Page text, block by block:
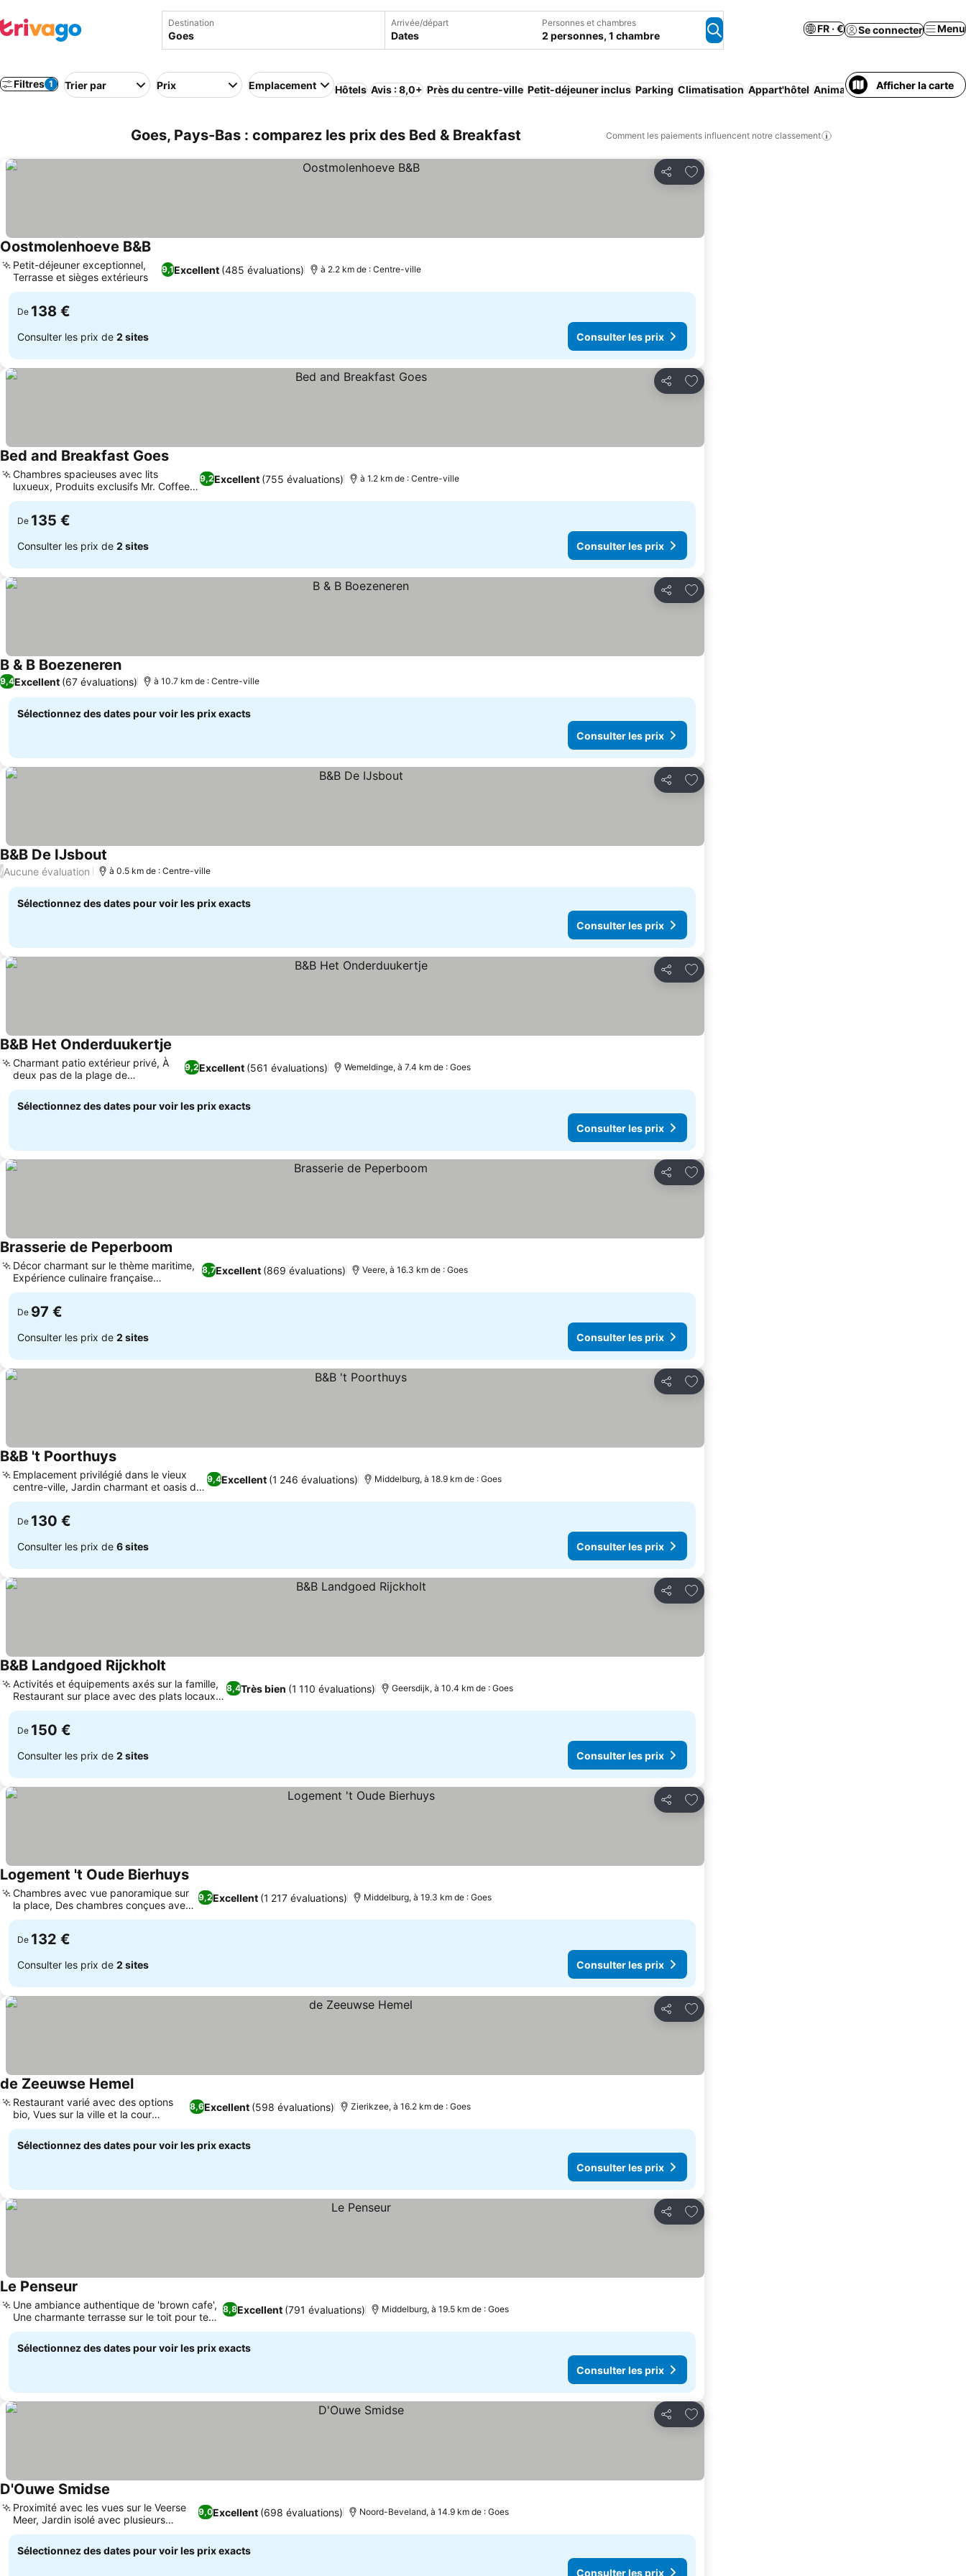
Destination Arrivée/départ
Dates
Personnes et chambres
2 personnes, 1 chambre
FR · € Se connecter Menu
Filtres 1 Trier par Prix Emplacement Hôtels Avis : 8,0+ Près du centre-ville Petit-déjeuner inclus Parking Climatisation Appart'hôtel Animaux acceptés Piscine
Afficher la carte
Goes, Pays-Bas : comparez les prix des Bed & Breakfast Comment les paiements influencent notre classement
Partager
Ajouter à mes favoris
Oostmolenhoeve B&B
9,1Excellent (485 évaluations)
Petit-déjeuner exceptionnel,
Terrasse et sièges extérieurs
à 2.2 km de : Centre-ville
De 138 €
Consulter les prix de 2 sites Consulter les prix
Partager
Ajouter à mes favoris
Bed and Breakfast Goes
9,2Excellent (755 évaluations)
Chambres spacieuses avec lits
luxueux, Produits exclusifs Mr. Coffee
et Ms. Tea
à 1.2 km de : Centre-ville
De 135 €
Consulter les prix de 2 sites Consulter les prix
Partager
Ajouter à mes favoris
B & B Boezeneren
9,4Excellent (67 évaluations) à 10.7 km de : Centre-ville
Sélectionnez des dates pour voir les prix exacts
Consulter les prix
Partager
Ajouter à mes favoris
B&B De IJsbout
/Aucune évaluation à 0.5 km de : Centre-ville
Sélectionnez des dates pour voir les prix exacts
Consulter les prix
Partager
Ajouter à mes favoris
B&B Het Onderduukertje
9,2Excellent (561 évaluations)
Charmant patio extérieur privé, À
deux pas de la plage de
Wemeldinge
Wemeldinge, à 7.4 km de : Goes
Sélectionnez des dates pour voir les prix exacts
Consulter les prix
Partager
Ajouter à mes favoris
Brasserie de Peperboom
8,7Excellent (869 évaluations)
Décor charmant sur le thème maritime,
Expérience culinaire française
authentique
Veere, à 16.3 km de : Goes
De 97 €
Consulter les prix de 2 sites Consulter les prix
Partager
Ajouter à mes favoris
B&B 't Poorthuys
9,4Excellent (1 246 évaluations)
Emplacement privilégié dans le vieux
centre-ville, Jardin charmant et oasis de
terrasse
Middelburg, à 18.9 km de : Goes
De 130 €
Consulter les prix de 6 sites Consulter les prix
Partager
Ajouter à mes favoris
B&B Landgoed Rijckholt
8,4Très bien (1 110 évaluations)
Activités et équipements axés sur la famille,
Restaurant sur place avec des plats locaux
et de saison
Geersdijk, à 10.4 km de : Goes
De 150 €
Consulter les prix de 2 sites Consulter les prix
Partager
Ajouter à mes favoris
Logement 't Oude Bierhuys
9,2Excellent (1 217 évaluations)
Chambres avec vue panoramique sur
la place, Des chambres conçues avec
soin
Middelburg, à 19.3 km de : Goes
De 132 €
Consulter les prix de 2 sites Consulter les prix
Partager
Ajouter à mes favoris
de Zeeuwse Hemel
8,6Excellent (598 évaluations)
Restaurant varié avec des options
bio, Vues sur la ville et la cour
intérieure
Zierikzee, à 16.2 km de : Goes
Sélectionnez des dates pour voir les prix exacts
Consulter les prix
Partager
Ajouter à mes favoris
Le Penseur
8,8Excellent (791 évaluations)
Une ambiance authentique de 'brown cafe',
Une charmante terrasse sur le toit pour te
détendre
Middelburg, à 19.5 km de : Goes
Sélectionnez des dates pour voir les prix exacts
Consulter les prix
Partager
Ajouter à mes favoris
D'Ouwe Smidse
9,0Excellent (698 évaluations)
Proximité avec les vues sur le Veerse
Meer, Jardin isolé avec plusieurs
terrasses
Noord-Beveland, à 14.9 km de : Goes
Sélectionnez des dates pour voir les prix exacts
Consulter les prix